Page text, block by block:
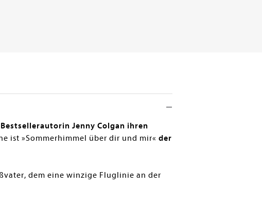
Jenny Colgan ihren
ist »Sommerhimmel über dir und mir« der
dem eine winzige Fluglinie an der